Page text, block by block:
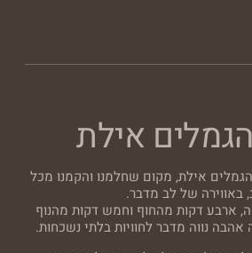
אילת
אילת, מקום שחלמנו והקמנו מכל
באווירה של לב מדבר.
ארבע דקות מהחוף וחמש דקות מהנוף
אהבה נווה מדבר לחוויות בלתי נשכחות.